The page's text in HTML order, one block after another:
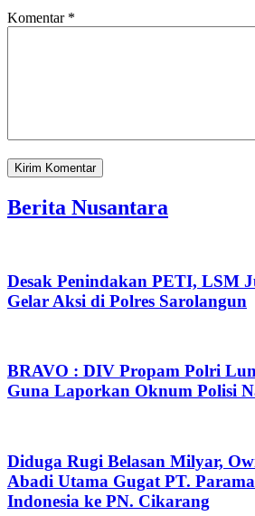
Komentar *
Berita Nusantara
Desak Penindakan PETI, LSM
Gelar Aksi di Polres Sarolangun
BRAVO : DIV Propam Polri
Guna Laporkan Oknum Polisi
Diduga Rugi Belasan Milyar,
Abadi Utama Gugat PT.
Indonesia ke PN. Cikarang